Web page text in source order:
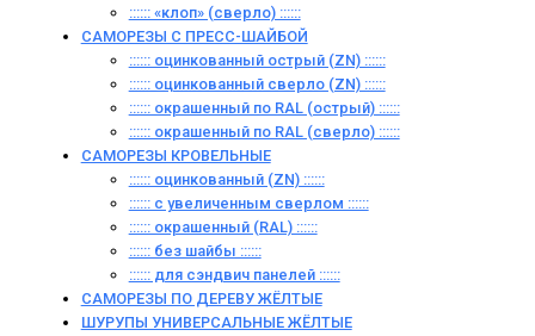
:::::: «клоп» (сверло) ::::::
САМОРЕЗЫ С ПРЕСС-ШАЙБОЙ
:::::: оцинкованный острый (ZN) ::::::
:::::: оцинкованный сверло (ZN) ::::::
:::::: окрашенный по RAL (острый) ::::::
:::::: окрашенный по RAL (сверло) ::::::
САМОРЕЗЫ КРОВЕЛЬНЫЕ
:::::: оцинкованный (ZN) ::::::
:::::: с увеличенным сверлом ::::::
:::::: окрашенный (RAL) ::::::
:::::: без шайбы ::::::
:::::: для сэндвич панелей ::::::
САМОРЕЗЫ ПО ДЕРЕВУ ЖЁЛТЫЕ
ШУРУПЫ УНИВЕРСАЛЬНЫЕ ЖЁЛТЫЕ